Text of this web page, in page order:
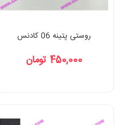
روستی پتینه 06 کادنس
450,000 تومان